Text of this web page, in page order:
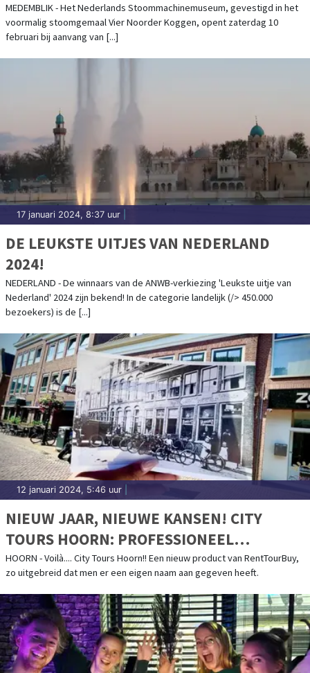
MEDEMBLIK - Het Nederlands Stoommachinemuseum, gevestigd in het
voormalig stoomgemaal Vier Noorder Koggen, opent zaterdag 10
februari bij aanvang van [...]
17 januari 2024, 8:37 uur
DE LEUKSTE UITJES VAN NEDERLAND
2024!
NEDERLAND - De winnaars van de ANWB-verkiezing 'Leukste uitje van
Nederland' 2024 zijn bekend! In de categorie landelijk (/> 450.000
bezoekers) is de [...]
12 januari 2024, 5:46 uur
NIEUW JAAR, NIEUWE KANSEN! CITY
TOURS HOORN: PROFESSIONEEL
BEGELEIDE TOURS DOOR HOORN EN
WEST-FRIESLAND
HOORN - Voilà.... City Tours Hoorn!! Een nieuw product van RentTourBuy,
zo uitgebreid dat men er een eigen naam aan gegeven heeft.